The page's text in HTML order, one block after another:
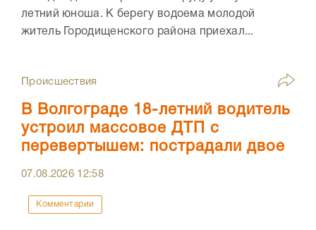
летний юноша. К берегу водоема молодой
житель Городищенского района приехал...
Происшествия
В Волгограде 18-летний водитель
устроил массовое ДТП с
перевертышем: пострадали двое
07.08.2026 12:58
Комментарии